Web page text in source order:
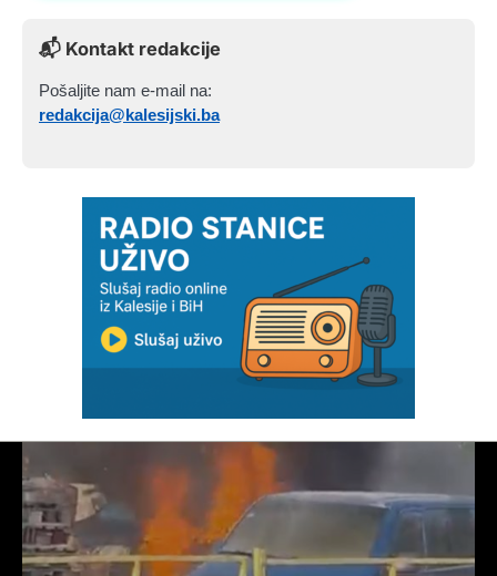
📬 Kontakt redakcije
Pošaljite nam e-mail na:
redakcija@kalesijski.ba